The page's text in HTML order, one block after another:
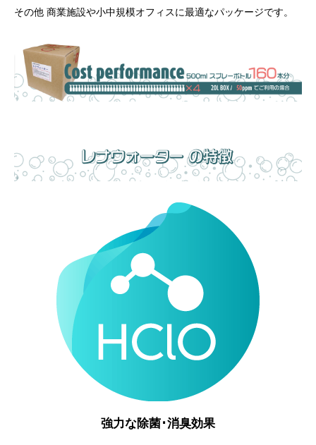
その他 商業施設や小中規模オフィスに最適なパッケージです。
強力な除菌･消臭効果